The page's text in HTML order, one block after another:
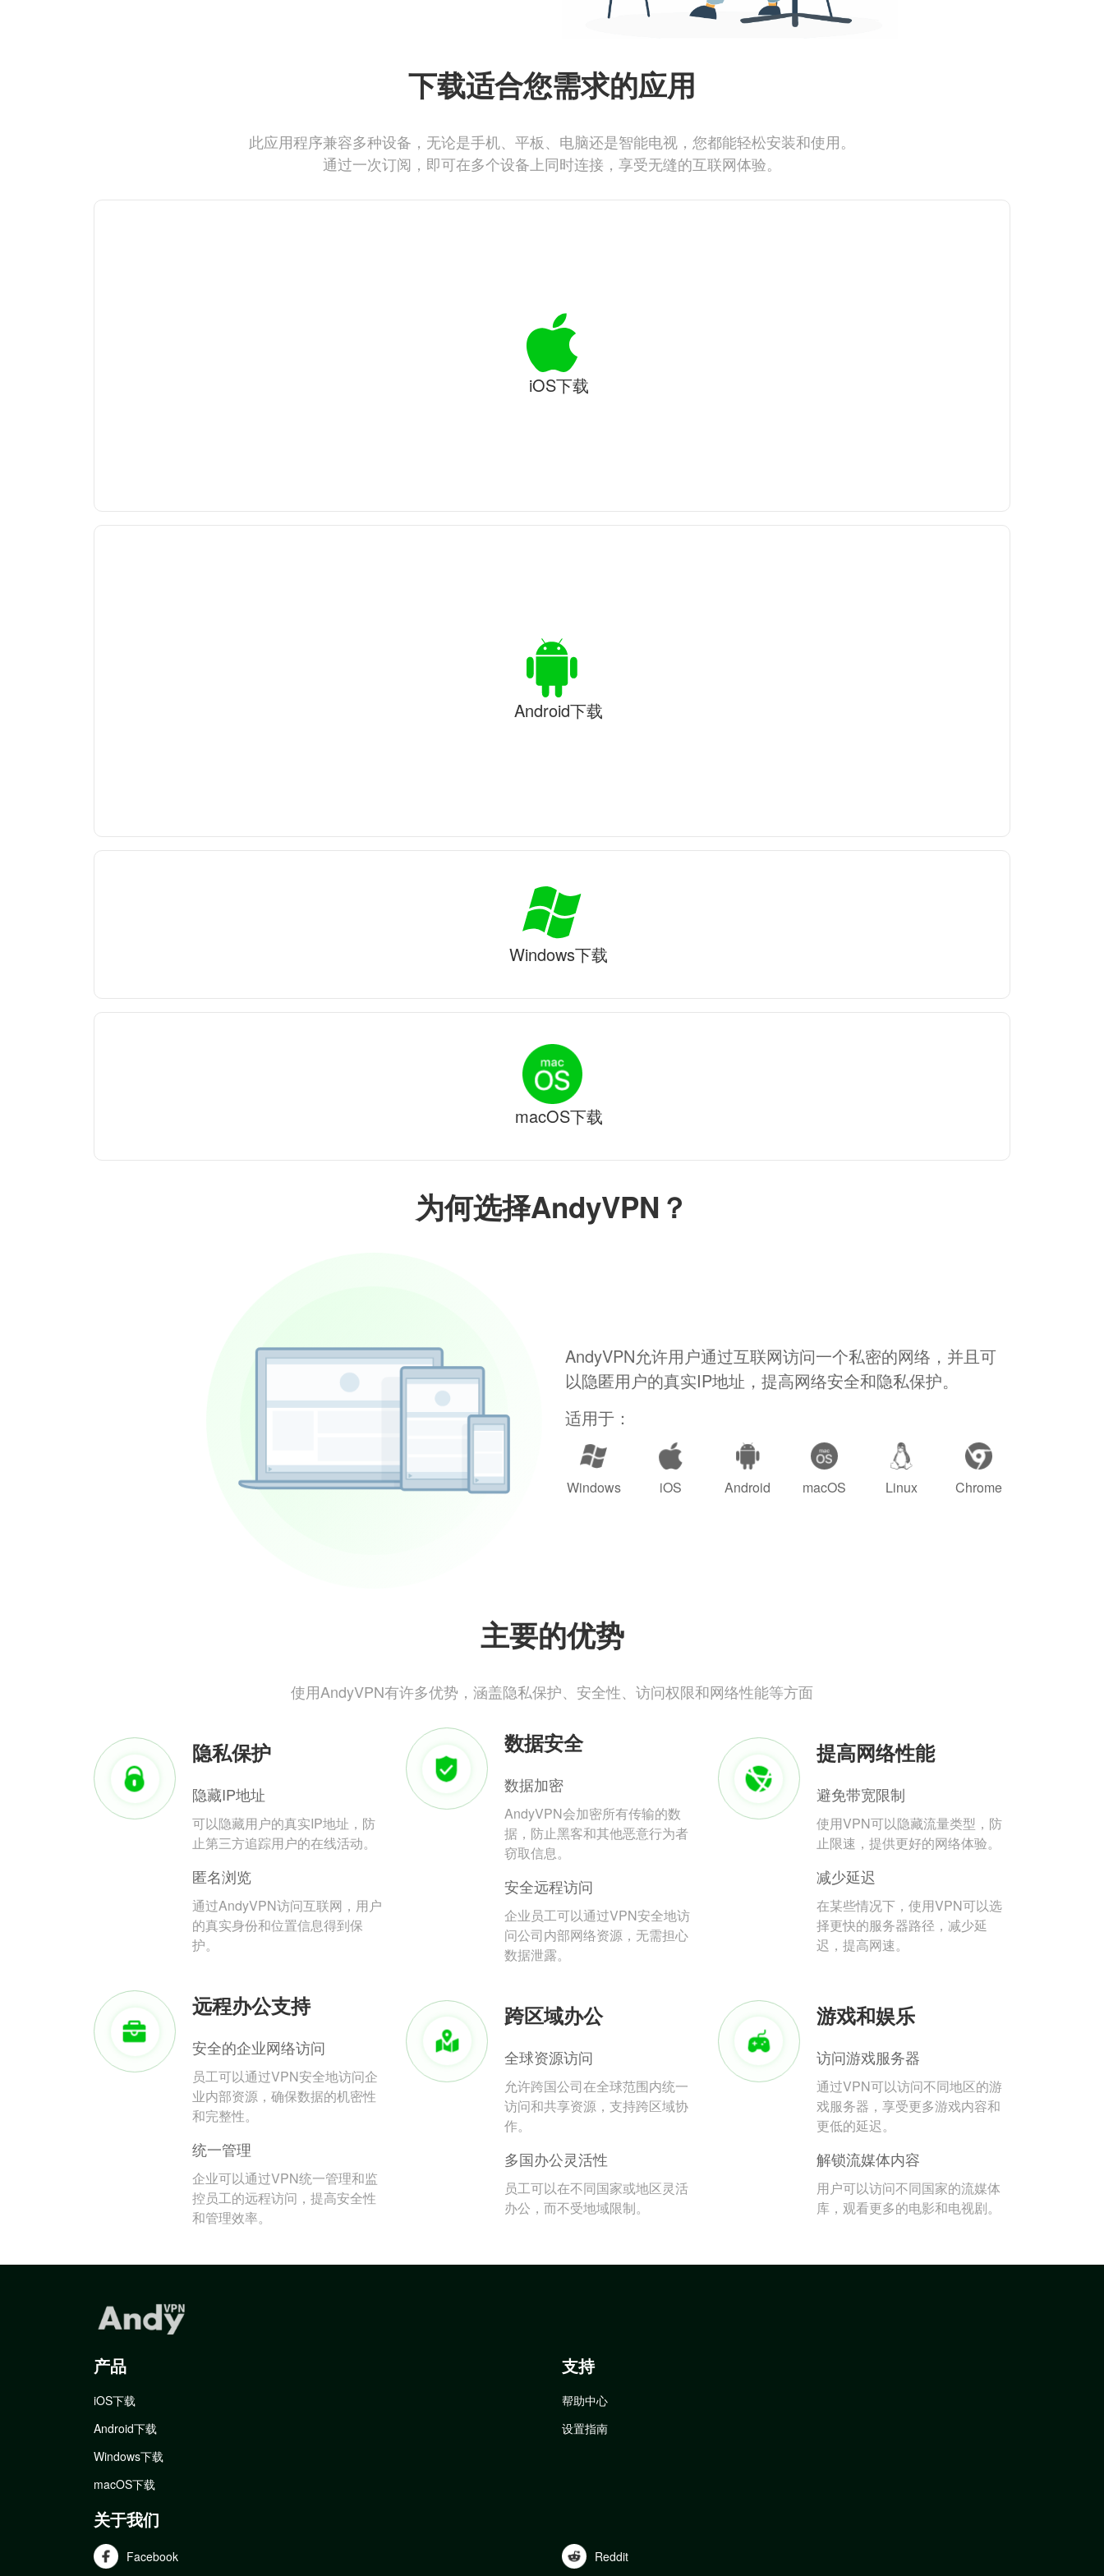
为何选择AndyVPN？
AndyVPN允许用户通过互联网访问一个私密的网络，并且可
以隐匿用户的真实IP地址，提高网络安全和隐私保护。
适用于：
Windows iOS Android macOS Linux Chrome
主要的优势
使用AndyVPN有许多优势，涵盖隐私保护、安全性、访问权限和网络性能等方面
隐私保护
隐藏IP地址
可以隐藏用户的真实IP地址，防
止第三方追踪用户的在线活动。
匿名浏览
通过AndyVPN访问互联网，用户
的真实身份和位置信息得到保
护。
数据安全
数据加密
AndyVPN会加密所有传输的数
据，防止黑客和其他恶意行为者
窃取信息。
安全远程访问
企业员工可以通过VPN安全地访
问公司内部网络资源，无需担心
数据泄露。
提高网络性能
避免带宽限制
使用VPN可以隐藏流量类型，防
止限速，提供更好的网络体验。
减少延迟
在某些情况下，使用VPN可以选
择更快的服务器路径，减少延
迟，提高网速。
远程办公支持
安全的企业网络访问
员工可以通过VPN安全地访问企
业内部资源，确保数据的机密性
和完整性。
统一管理
企业可以通过VPN统一管理和监
控员工的远程访问，提高安全性
和管理效率。
跨区域办公
全球资源访问
允许跨国公司在全球范围内统一
访问和共享资源，支持跨区域协
作。
多国办公灵活性
员工可以在不同国家或地区灵活
办公，而不受地域限制。
游戏和娱乐
访问游戏服务器
通过VPN可以访问不同地区的游
戏服务器，享受更多游戏内容和
更低的延迟。
解锁流媒体内容
用户可以访问不同国家的流媒体
库，观看更多的电影和电视剧。
下载适合您需求的应用
此应用程序兼容多种设备，无论是手机、平板、电脑还是智能电视，您都能轻松安装和使用。
通过一次订阅，即可在多个设备上同时连接，享受无缝的互联网体验。
iOS下载
Android下载
Windows下载
macOS下载
产品
iOS下载
Android下载
Windows下载
macOS下载
支持
帮助中心
设置指南
关于我们
Facebook Reddit